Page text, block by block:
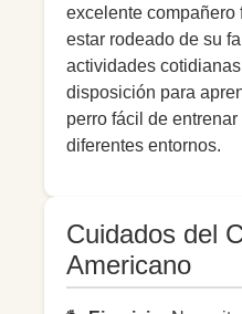
excelente compañero
estar rodeado de su
actividades
disposición para
perro fácil de
diferentes entornos.
Cuidados del
Americano